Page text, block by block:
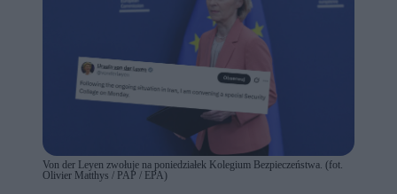
Von der Leyen zwołuje na poniedziałek Kolegium Bezpieczeństwa. (fot.
Olivier Matthys / PAP / EPA)